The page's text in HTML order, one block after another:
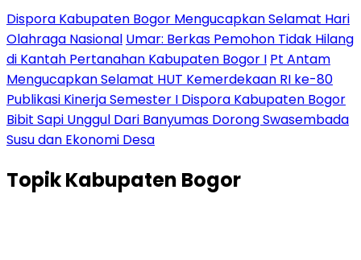
Dispora Kabupaten Bogor Mengucapkan Selamat Hari
Olahraga Nasional Umar: Berkas Pemohon Tidak Hilang
di Kantah Pertanahan Kabupaten Bogor I Pt Antam
Mengucapkan Selamat HUT Kemerdekaan RI ke-80
Publikasi Kinerja Semester I Dispora Kabupaten Bogor
Bibit Sapi Unggul Dari Banyumas Dorong Swasembada
Susu dan Ekonomi Desa
TopikKabupaten Bogor